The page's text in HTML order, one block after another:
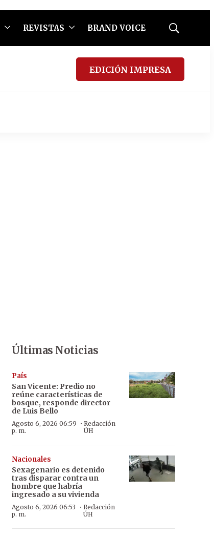
REVISTAS BRAND VOICE
Mostrar
EDICIÓN IMPRESA
Últimas Noticias
País
San Vicente: Predio no
reúne características de
bosque, responde director
de Luis Bello
Agosto 6, 2026 06:59
p. m.
· Redacción
ÚH
Nacionales
Sexagenario es detenido
tras disparar contra un
hombre que habría
ingresado a su vivienda
Agosto 6, 2026 06:53
p. m.
· Redacción
ÚH